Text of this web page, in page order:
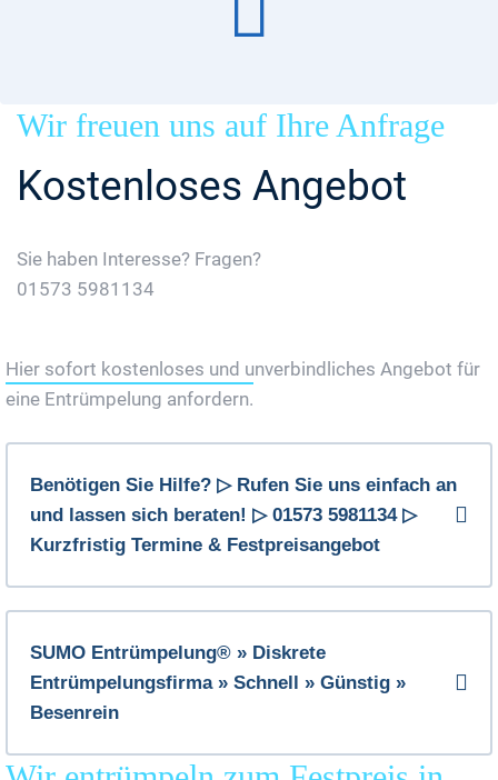
Wir freuen uns auf Ihre Anfrage
Kostenloses Angebot
Sie haben Interesse? Fragen?
01573 5981134
Hier sofort kostenloses und unverbindliches Angebot für
eine Entrümpelung anfordern.
Benötigen Sie Hilfe? ▷ Rufen Sie uns einfach an
und lassen sich beraten! ▷ 01573 5981134 ▷
Kurzfristig Termine & Festpreisangebot
SUMO Entrümpelung® » Diskrete
Entrümpelungsfirma » Schnell » Günstig »
Besenrein